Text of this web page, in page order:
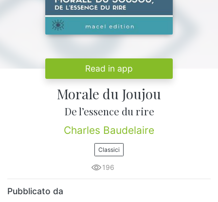
Read in app
Morale du Joujou
De l’essence du rire
Charles Baudelaire
Classici
196
Pubblicato da